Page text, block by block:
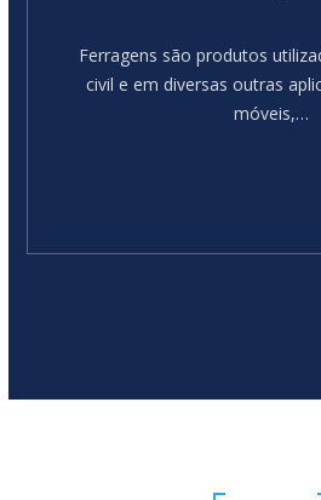
Ferragens são produtos
civil e em diversas outras
móveis,…